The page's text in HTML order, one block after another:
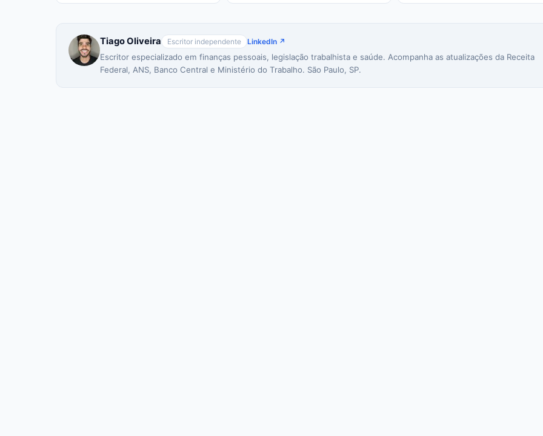
Tiago Oliveira Escritor independente LinkedIn ↗
Escritor especializado em finanças pessoais, legislação trabalhista e saúde. Acompanha as atualizações da Receita
Federal, ANS, Banco Central e Ministério do Trabalho. São Paulo, SP.